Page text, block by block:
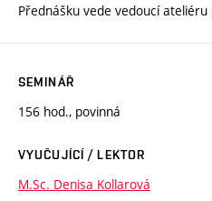
Přednášku vede vedoucí
SEMINÁŘ
156 hod., povinná
VYUČUJÍCÍ / LEKTOR
M.Sc. Denisa Kollarová